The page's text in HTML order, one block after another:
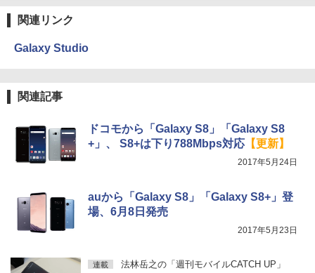
関連リンク
Galaxy Studio
関連記事
ドコモから「Galaxy S8」「Galaxy S8
+」、 S8+は下り788Mbps対応【更新】
2017年5月24日
auから「Galaxy S8」「Galaxy S8+」登
場、6月8日発売
2017年5月23日
連載 法林岳之の「週刊モバイルCATCH UP」